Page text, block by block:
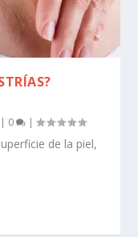
| 0 |
de la piel,